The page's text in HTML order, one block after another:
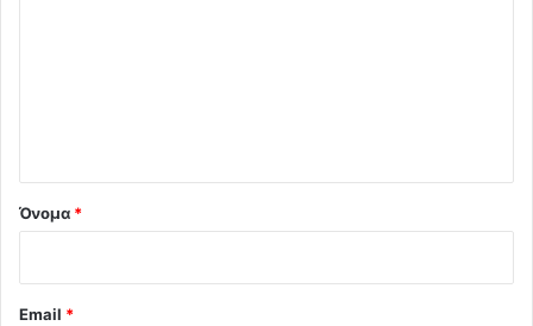
Όνομα *
Email *